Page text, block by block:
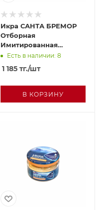
Икра САНТА БРЕМОР
Отборная
Имитированная
осетровая 230г с/б
Есть в наличии: 8
1 185 тг./шт
В КОРЗИНУ